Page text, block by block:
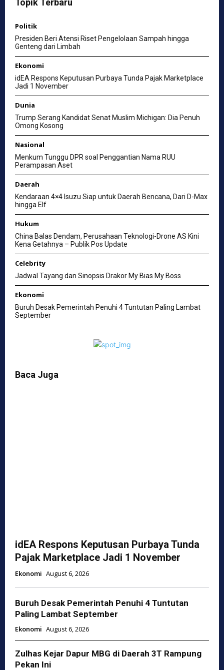
Topik Terbaru
Politik
Presiden Beri Atensi Riset Pengelolaan Sampah hingga
Genteng dari Limbah
Ekonomi
idEA Respons Keputusan Purbaya Tunda Pajak Marketplace
Jadi 1 November
Dunia
Trump Serang Kandidat Senat Muslim Michigan: Dia Penuh
Omong Kosong
Nasional
Menkum Tunggu DPR soal Penggantian Nama RUU
Perampasan Aset
Daerah
Kendaraan 4×4 Isuzu Siap untuk Daerah Bencana, Dari D-Max
hingga Elf
Hukum
China Balas Dendam, Perusahaan Teknologi-Drone AS Kini
Kena Getahnya – Publik Pos Update
Celebrity
Jadwal Tayang dan Sinopsis Drakor My Bias My Boss
Ekonomi
Buruh Desak Pemerintah Penuhi 4 Tuntutan Paling Lambat
September
Baca Juga
idEA Respons Keputusan Purbaya Tunda
Pajak Marketplace Jadi 1 November
Ekonomi August 6, 2026
Buruh Desak Pemerintah Penuhi 4 Tuntutan
Paling Lambat September
Ekonomi August 6, 2026
Zulhas Kejar Dapur MBG di Daerah 3T Rampung
Pekan Ini